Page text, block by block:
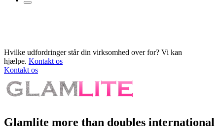
Hvilke udfordringer står din virksomhed over for? Vi kan
hjælpe. Kontakt os
Kontakt os
Glamlite more than doubles international